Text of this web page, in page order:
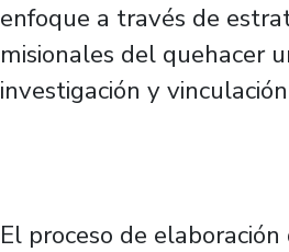
enfoque a través de
misionales del quehacer
investigación y
El proceso de